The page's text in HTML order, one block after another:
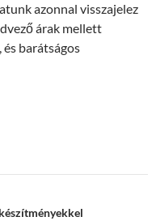
azonnal visszajelez
árak mellett
barátságos